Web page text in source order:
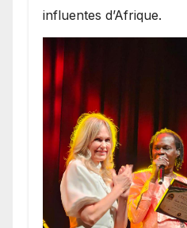
influentes d’Afrique.